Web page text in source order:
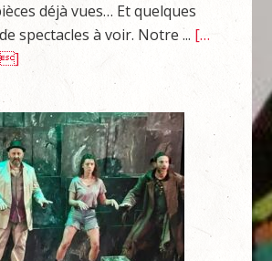
déjà vues… Et quelques
spectacles à voir. Notre ... […